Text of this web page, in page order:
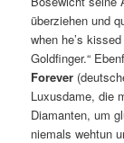
überziehen und
when he’s
Goldfinger.“
Forever
Luxusdame, die
Diamanten, um
niemals wehtun